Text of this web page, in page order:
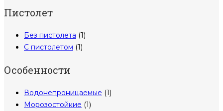
Пистолет
Без пистолета (1)
С пистолетом (1)
Особенности
Водонепроницаемые (1)
Морозостойкие (1)